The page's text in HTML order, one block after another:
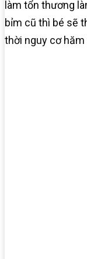
làm tổn thương
bỉm cũ thì bé sẽ
thời nguy cơ